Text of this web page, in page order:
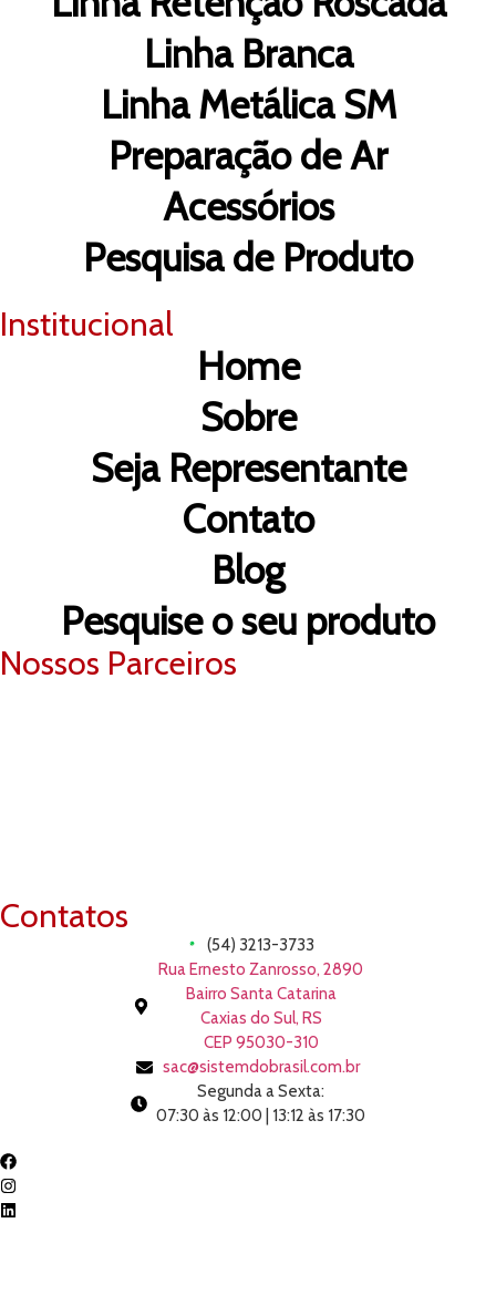
Linha Branca
Linha Metálica SM
Preparação de Ar
Acessórios
Pesquisa de Produto
Institucional
Home
Sobre
Seja Representante
Contato
Blog
Pesquise o seu produto
Nossos Parceiros
Contatos
(54) 3213-3733
Rua Ernesto Zanrosso, 2890
Bairro Santa Catarina
Caxias do Sul, RS
CEP 95030-310
sac@sistemdobrasil.com.br
Segunda a Sexta:
07:30 às 12:00 | 13:12 às 17:30